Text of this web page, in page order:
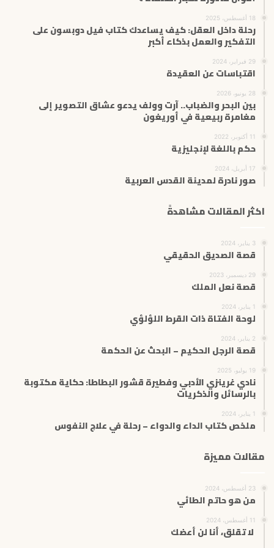
18 أغسطس، 2025
رحلة داخل العقل: كيف يساعدك كتاب فيل دوبسون على
التفكير والعمل بذكاء أكبر
29 فبراير، 2024
اقتباسات عن العقيدة
28 يونيو، 2026
بين البحر والضباب.. آرت وولف يدعو عشاق التصوير إلى
مغامرة ربيعية في أوريغون
11 أكتوبر، 2022
حكم باللغة لإنجليزية
17 أبريل، 2024
صور نادرة لمدينة القدس العربية
اكثر المقالات مشاهدةً
3 يناير، 2024
قصة الصديق الحقيقي
29 ديسمبر، 2023
قصة نعل الملك
1 يناير، 2024
لوحة الفتاة ذات القرط اللؤلؤي
2 يناير، 2024
قصة الرجل الحكيم – البحث عن الحكمة
19 يوليو، 2025
نادي غرينزي الأدبي وفطيرة قشور البطاطا: حكاية مكتوبة
بالرسائل والذكريات
1 يناير، 2024
ملخص كتاب الداء والدواء – رحلة في علاج النفوس
مقالات مميزة
23 أغسطس، 2024
من هو حاتم الطائي
11 أغسطس، 2024
لا تقلق، أنا لن أعضك